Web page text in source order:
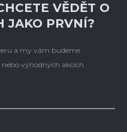
VĚDĚT O
JAKO PRVNÍ?
a my vám budeme
výhodných akcích.